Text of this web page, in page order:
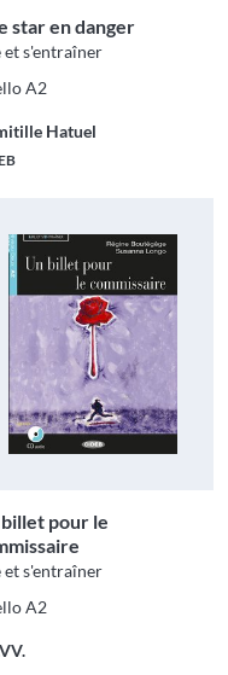
star en danger
et s'entraîner
A2
Hatuel
pour le
et s'entraîner
A2